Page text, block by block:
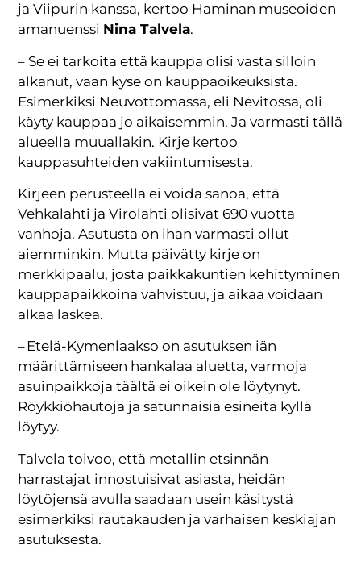
ja Viipurin kanssa, kertoo Haminan museoiden
amanuenssi Nina Talvela.
– Se ei tarkoita että kauppa olisi vasta silloin
alkanut, vaan kyse on kauppaoikeuksista.
Esimerkiksi Neuvottomassa, eli Nevitossa, oli
käyty kauppaa jo aikaisemmin. Ja varmasti tällä
alueella muuallakin. Kirje kertoo
kauppasuhteiden vakiintumisesta.
Kirjeen perusteella ei voida sanoa, että
Vehkalahti ja Virolahti olisivat 690 vuotta
vanhoja. Asutusta on ihan varmasti ollut
aiemminkin. Mutta päivätty kirje on
merkkipaalu, josta paikkakuntien kehittyminen
kauppapaikkoina vahvistuu, ja aikaa voidaan
alkaa laskea.
– Etelä-Kymenlaakso on asutuksen iän
määrittämiseen hankalaa aluetta, varmoja
asuinpaikkoja täältä ei oikein ole löytynyt.
Röykkiöhautoja ja satunnaisia esineitä kyllä
löytyy.
Talvela toivoo, että metallin etsinnän
harrastajat innostuisivat asiasta, heidän
löytöjensä avulla saadaan usein käsitystä
esimerkiksi rautakauden ja varhaisen keskiajan
asutuksesta.